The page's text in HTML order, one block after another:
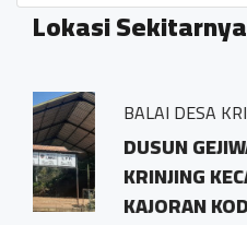
Lokasi Sekitarnya
DESA
POS 56163